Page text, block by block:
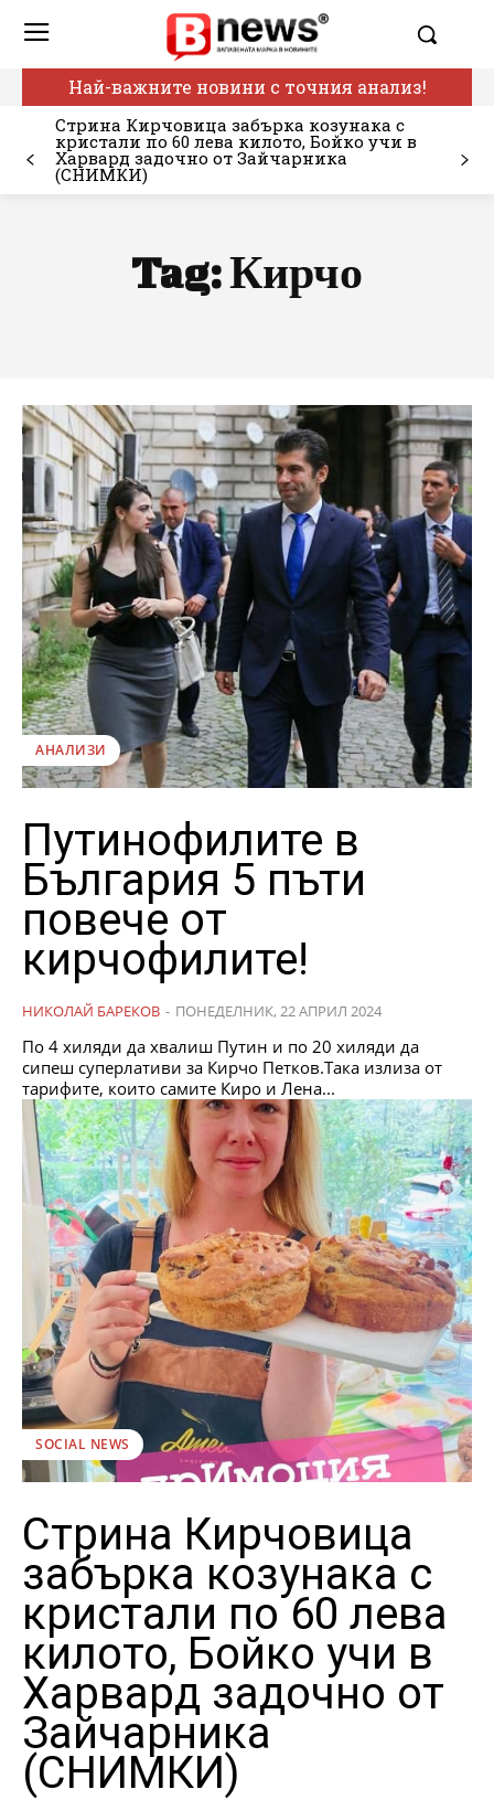
Най-важните новини с точния анализ!
Стрина Кирчовица забърка козунака с
кристали по 60 лева килото, Бойко учи в
Харвард задочно от Зайчарника
(СНИМКИ)
Tag:Кирчо
АНАЛИЗИ
Путинофилите в
България 5 пъти
повече от
кирчофилите!
НИКОЛАЙ БАРЕКОВ - ПОНЕДЕЛНИК, 22 АПРИЛ 2024
По 4 хиляди да хвалиш Путин и по 20 хиляди да
сипеш суперлативи за Кирчо Петков.Така излиза от
тарифите, които самите Киро и Лена...
SOCIAL NEWS
Стрина Кирчовица
забърка козунака с
кристали по 60 лева
килото, Бойко учи в
Харвард задочно от
Зайчарника
(СНИМКИ)